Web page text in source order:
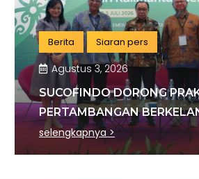
Berita Siaran pers
Agustus 3, 2026
SUCOFINDO DORONG
PERTAMBANGAN
SEKTOR BATU BARA
selengkapnya >